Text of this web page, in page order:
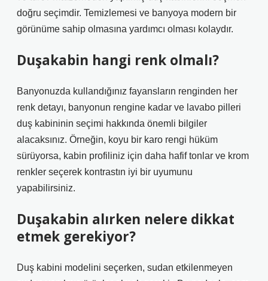
doğru seçimdir. Temizlemesi ve banyoya modern bir
görünüme sahip olmasına yardımcı olması kolaydır.
Duşakabin hangi renk olmalı?
Banyonuzda kullandığınız fayansların renginden her
renk detayı, banyonun rengine kadar ve lavabo pilleri
duş kabininin seçimi hakkında önemli bilgiler
alacaksınız. Örneğin, koyu bir karo rengi hüküm
sürüyorsa, kabin profiliniz için daha hafif tonlar ve krom
renkler seçerek kontrastın iyi bir uyumunu
yapabilirsiniz.
Duşakabin alırken nelere dikkat
etmek gerekiyor?
Duş kabini modelini seçerken, sudan etkilenmeyen